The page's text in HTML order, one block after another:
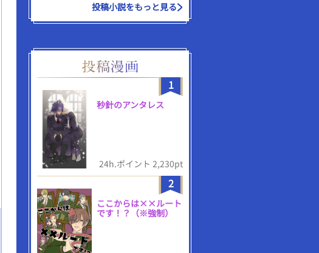
投稿小説をもっと見る
1
秒針のアンタレス
24h.ポイント 2,230pt
2
ここからは××ルート
です！？（※強制）